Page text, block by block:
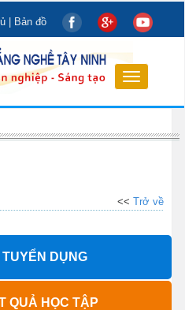
Bản đồ
Toggle
navigation
<< Trở về
DỤNG
QUẢ HỌC TẬP